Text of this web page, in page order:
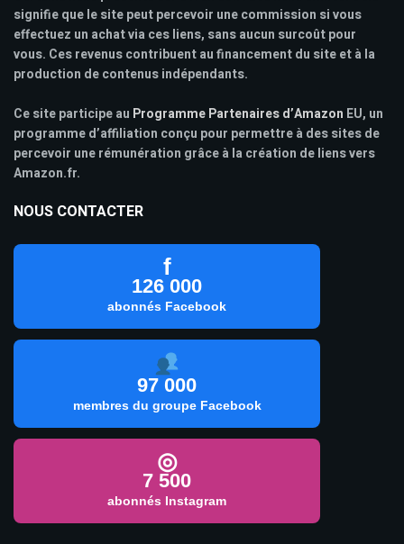
signifie que le site peut percevoir une commission si vous
effectuez un achat via ces liens, sans aucun surcoût pour
vous. Ces revenus contribuent au financement du site et à la
production de contenus indépendants.
Ce site participe au Programme Partenaires d’Amazon EU, un
programme d’affiliation conçu pour permettre à des sites de
percevoir une rémunération grâce à la création de liens vers
Amazon.fr.
NOUS CONTACTER
f
126 000
abonnés Facebook
97 000
membres du groupe Facebook
◎
7 500
abonnés Instagram